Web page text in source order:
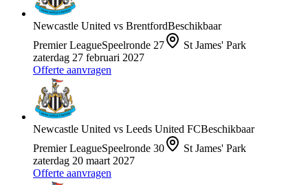
Newcastle United vs BrentfordBeschikbaar
Premier LeagueSpeelronde 27
St James' Park
zaterdag 27 februari 2027
Offerte aanvragen
Newcastle United vs Leeds United FCBeschikbaar
Premier LeagueSpeelronde 30
St James' Park
zaterdag 20 maart 2027
Offerte aanvragen